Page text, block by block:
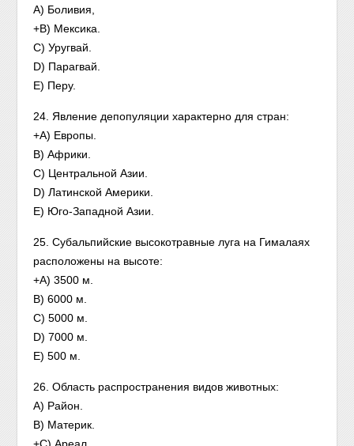
A) Боливия,
+B) Мексика.
C) Уругвай.
D) Парагвай.
E) Перу.
24. Явление депопуляции характерно для стран:
+A) Европы.
B) Африки.
C) Центральной Азии.
D) Латинской Америки.
E) Юго-Западной Азии.
25. Субальпийские высокотравные луга на Гималаях
расположены на высоте:
+A) 3500 м.
B) 6000 м.
C) 5000 м.
D) 7000 м.
E) 500 м.
26. Область распространения видов животных:
A) Район.
B) Материк.